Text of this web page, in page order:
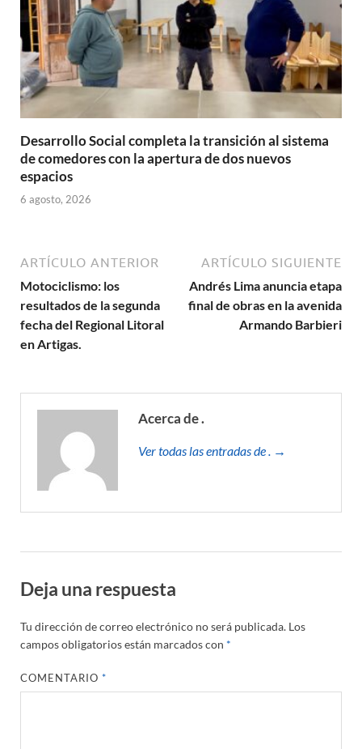
Desarrollo Social completa la transición al sistema
de comedores con la apertura de dos nuevos
espacios
6 agosto, 2026
ARTÍCULO ANTERIOR
Motociclismo: los
resultados de la segunda
fecha del Regional Litoral
en Artigas.
ARTÍCULO SIGUIENTE
Andrés Lima anuncia etapa
final de obras en la avenida
Armando Barbieri
Acerca de .
Ver todas las entradas de . →
Deja una respuesta
Tu dirección de correo electrónico no será publicada. Los
campos obligatorios están marcados con *
COMENTARIO*